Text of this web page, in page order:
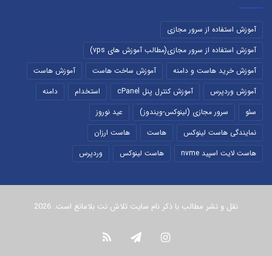
آموزش استفاده از سرور مجازی
آموزش استفاده از سرور مجازی(مطالب آموزش های vps)
آموزش خرید هاست و دامنه
آموزش ساخت هاست
آموزش هاست
آموزش وردپرس
آموزش کنترل پنل cPanel استخدام
دامنه
سئو
سرور مجازی (لینوکس-ویندوز)
عید نوروز
نمایندگی هاست لینوکس
هاست
هاست ارزان
هاست لایت اسپید nvme
هاست لینوکس وردپرس
نقل و نشر مطالب با ذکر نام سایت تلاش نت بلامانع است. 2026
اینستاگرامتلگرامخوراک